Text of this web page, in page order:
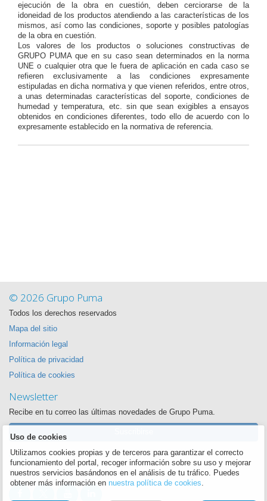
ejecución de la obra en cuestión, deben cerciorarse de la
idoneidad de los productos atendiendo a las características de los
mismos, así como las condiciones, soporte y posibles patologías
de la obra en cuestión.
Los valores de los productos o soluciones constructivas de
GRUPO PUMA que en su caso sean determinados en la norma
UNE o cualquier otra que le fuera de aplicación en cada caso se
refieren exclusivamente a las condiciones expresamente
estipuladas en dicha normativa y que vienen referidos, entre otros,
a unas determinadas características del soporte, condiciones de
humedad y temperatura, etc. sin que sean exigibles a ensayos
obtenidos en condiciones diferentes, todo ello de acuerdo con lo
expresamente establecido en la normativa de referencia.
© 2026 Grupo Puma
Todos los derechos reservados
Mapa del sitio
Información legal
Política de privacidad
Política de cookies
Newsletter
Recibe en tu correo las últimas novedades de Grupo Puma.
Síguenos
Queremos estar siempre cerca de ti
Uso de cookies
Utilizamos cookies propias y de terceros para garantizar el correcto
funcionamiento del portal, recoger información sobre su uso y mejorar
nuestros servicios basándonos en el análisis de tu tráfico. Puedes
obtener más información en nuestra política de cookies.